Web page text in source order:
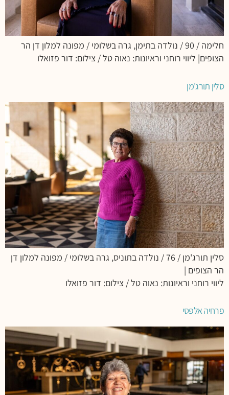
חלימה / 90 / נולדה בתימן, גרה בשלומי / מפונה למלון דן הר
הצופים| ליווי רוחני וראיונות: נאוה טל / צילום: דור פזואלו
סלין תורג'מן
סלין תורג'מן / 76 / נולדה בתוניס, גרה בשלומי / מפונה למלון דן
הר הצופים |
ליווי רוחני וראיונות: נאוה טל / צילום: דור פזואלו
פרחיה אלפסי